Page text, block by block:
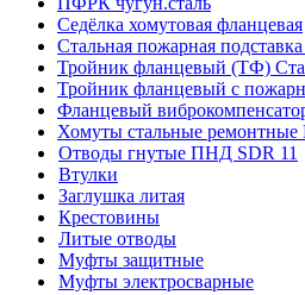
Седёлка хомутовая фланцевая
Стальная пожарная
Тройник фланцевый (ТФ)
Тройник фланцевый с
Фланцевый
Хомуты стальные ремонтные
Отводы гнутые ПНД SDR 11
Втулки
Заглушка литая
Крестовины
Литые отводы
Муфты защитные
Муфты электросварные